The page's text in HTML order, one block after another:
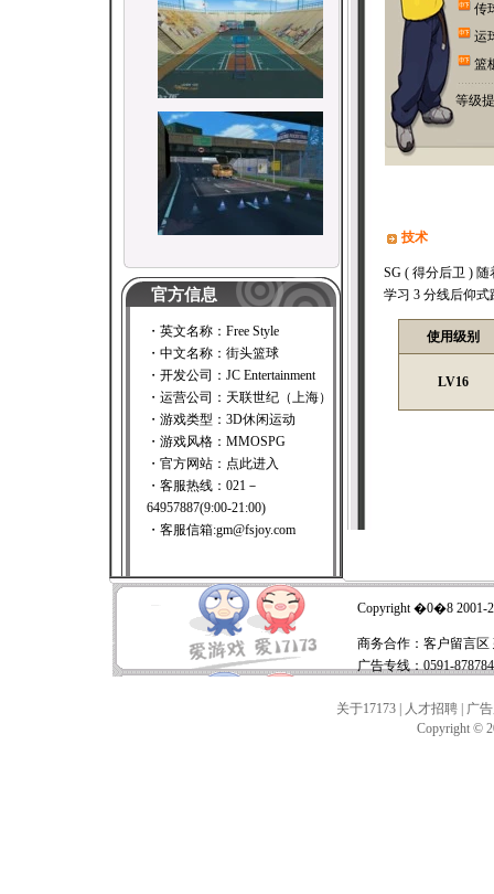
官方信息
・英文名称：Free Style
・中文名称：街头篮球
・开发公司：JC Entertainment
・运营公司：天联世纪（上海）
・游戏类型：3D休闲运动
・游戏风格：MMOSPG
・官方网站： 点此进入
・客服热线：021－
64957887(9:00-21:00)
・客服信箱:gm@fsjoy.com
传
运
篮
等级
技术
SG ( 得分后卫 )
学习 3 分线后仰
使用级别
LV16
Copyright �0�8 2001-
商务合作：客户留言区
广告专线：0591-
关于17173 人才招聘
广
Copyright ©